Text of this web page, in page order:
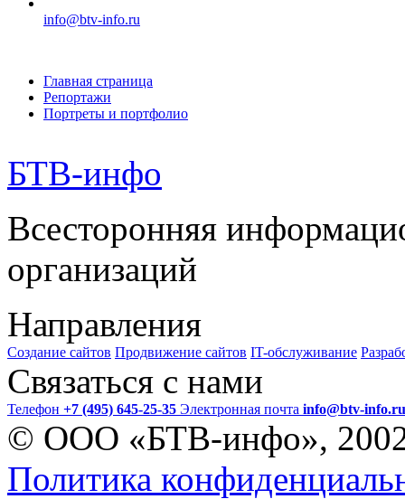
info@btv-info.ru
Главная страница
Репортажи
Портреты и портфолио
БТВ-инфо
Всесторонняя
организаций
Направления
Создание сайтов Продвижение сайтов IT-обслуживание
Связаться с нами
Телефон +7 (495) 645-25-35 Электронная почта info@btv-info.ru
© ООО «БТВ-инфо»,
Политика